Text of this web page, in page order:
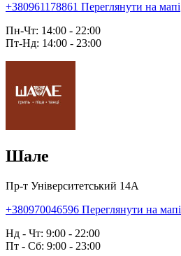
+380961178861 Переглянути на мапі
Пн-Чт: 14:00 - 22:00
Пт-Нд: 14:00 - 23:00
Шале
Пр-т Університетський 14А
+380970046596 Переглянути на мапі
Нд - Чт: 9:00 - 22:00
Пт - Сб: 9:00 - 23:00